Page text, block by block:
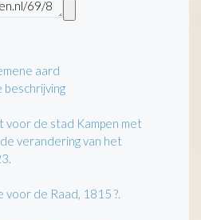
aard
beschrijving
voor de stad Kampen met
verandering van het
voor de Raad, 1815 ?.